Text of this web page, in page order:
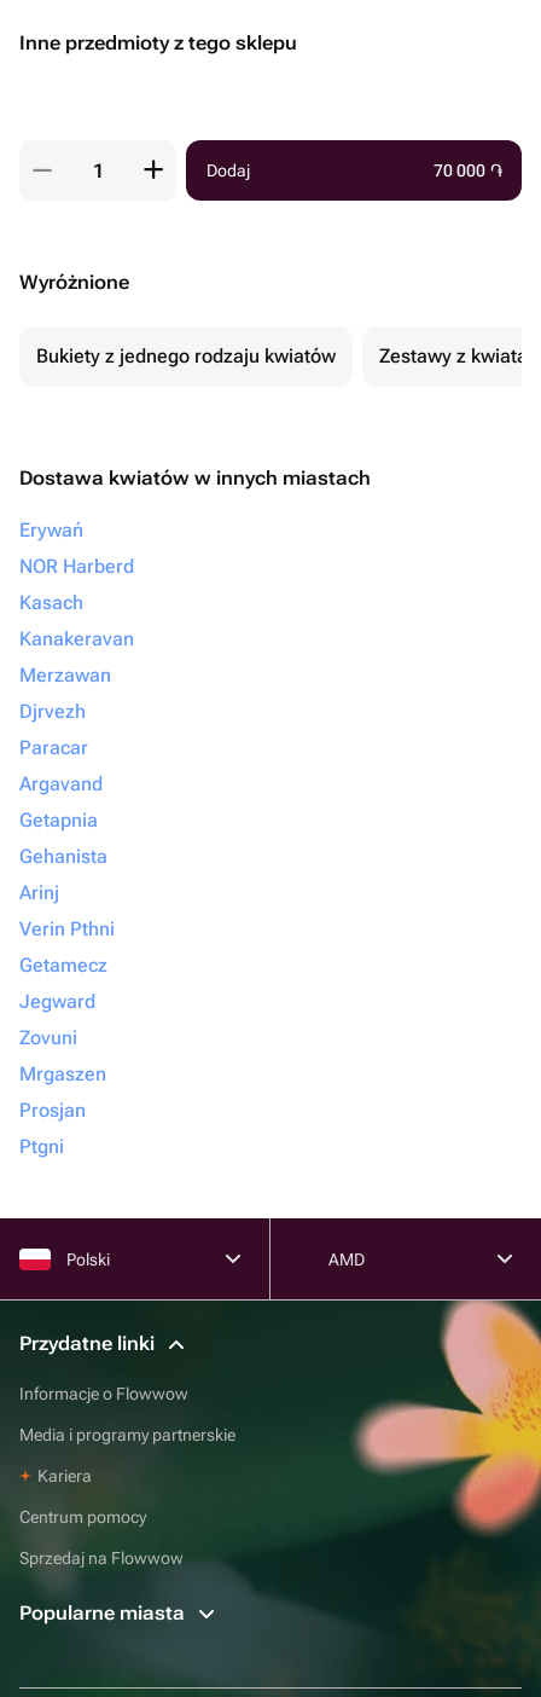
Inne przedmioty z tego sklepu
Dodaj 70 000 ֏
Wyróżnione
Bukiety z jednego rodzaju kwiatów Zestawy z
Dostawa kwiatów w innych miastach
Erywań
NOR Harberd
Kasach
Kanakeravan
Merzawan
Djrvezh
Paracar
Argavand
Getapnia
Gehanista
Arinj
Verin Pthni
Getamecz
Jegward
Zovuni
Mrgaszen
Prosjan
Ptgni
Polski AMD
Przydatne linki
Informacje o Flowwow
Media i programy partnerskie
Kariera
Centrum pomocy
Sprzedaj na Flowwow
Popularne miasta